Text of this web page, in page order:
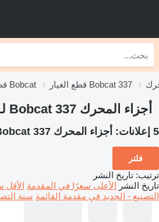
قطع الغيار Bobcat قطع الغيار Bobcat 337
أجزاء المحرك Bobcat 337 لـ حفارة
5 إعلانات: أجزاء المحرك Bobcat 337 لـ حفارة
فلتر
ترتيب: تاريخ النشر
تاريخ النشر الأعلى سعرًا في المقدمة الأقل
التصنيع - الجديد في مقدمة القائمة سنة